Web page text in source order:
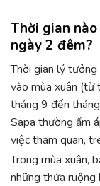
Thời gian
ngày 2 đêm?
Thời gian lý tưởng
vào mùa xuân (từ
tháng 9 đến
Sapa thường ấm
việc tham quan,
Trong mùa xuân,
những thửa ruộng